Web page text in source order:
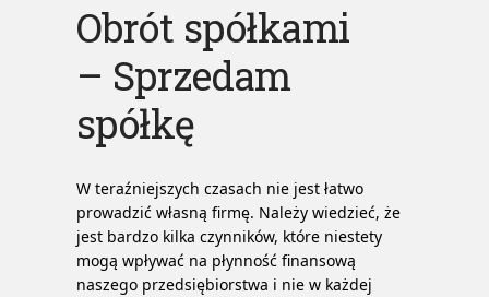
Obrót spółkami
– Sprzedam
spółkę
W teraźniejszych czasach nie jest łatwo
prowadzić własną firmę. Należy wiedzieć, że
jest bardzo kilka czynników, które niestety
mogą wpływać na płynność finansową
naszego przedsiębiorstwa i nie w każdej